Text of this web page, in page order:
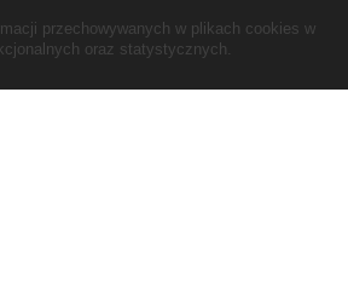
przechowywanych w plikach cookies w
oraz statystycznych.